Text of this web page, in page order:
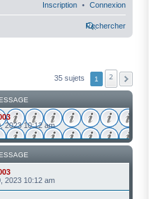
Connexion
Inscription
Rechercher
35 sujets 1 2
2023 10:12 am
2023 10:12 am